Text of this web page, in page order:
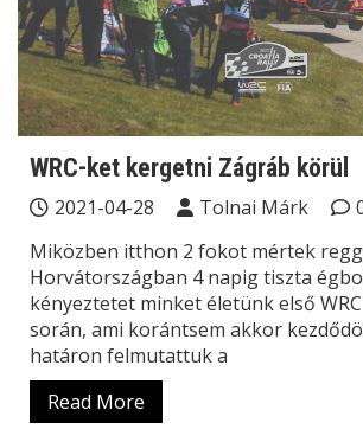
WRC-ket kergetni Zágráb körül
2021-04-28 Tolnai Márk
Miközben itthon 2 fokot mértek
Horvátországban 4 napig tiszta
kényeztetet minket életünk első
során, ami korántsem akkor
határon felmutattuk a
Read More